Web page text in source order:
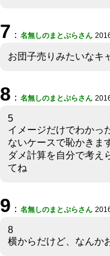
7 ： 名無しのまとぷらさん
お団子売りみたいなキ
8 ： 名無しのまとぷらさん
5
イメージだけでわかっ
ないケースで恥かきま
ダメ計算を自分で考え
てね
9 ： 名無しのまとぷらさん
8
横からだけど、なんか